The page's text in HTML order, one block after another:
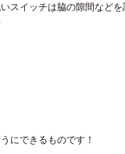
スイッチは脇の隙間など
にできるものです！